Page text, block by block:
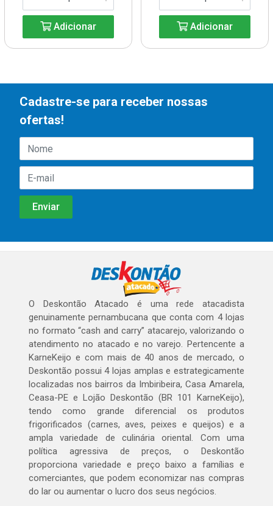
Adicionar Adicionar
Cadastre-se para receber nossas
ofertas!
O Deskontão Atacado é uma rede atacadista
genuinamente pernambucana que conta com 4 lojas
no formato “cash and carry” atacarejo, valorizando o
atendimento no atacado e no varejo. Pertencente a
KarneKeijo e com mais de 40 anos de mercado, o
Deskontão possui 4 lojas amplas e estrategicamente
localizadas nos bairros da Imbiribeira, Casa Amarela,
Ceasa-PE e Lojão Deskontão (BR 101 KarneKeijo),
tendo como grande diferencial os produtos
frigorificados (carnes, aves, peixes e queijos) e a
ampla variedade de culinária oriental. Com uma
política agressiva de preços, o Deskontão
proporciona variedade e preço baixo a famílias e
comerciantes, que podem economizar nas compras
do lar ou aumentar o lucro dos seus negócios.